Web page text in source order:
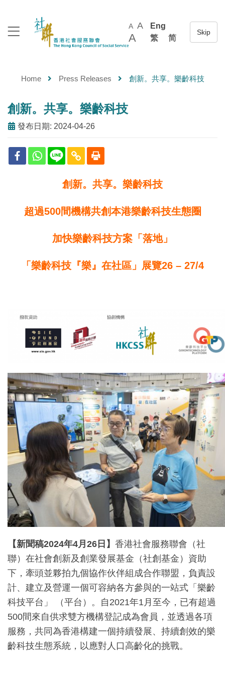
A A
A
Eng
繁
简
Home Press Releases 創新。共享。樂齡科技
創新。共享。樂齡科技
發布日期: 2024-04-26
創新。共享。樂齡科技
超過500間機構共創本港樂齡科技生態圈
加快樂齡科技方案「落地」
「樂齡科技『樂』在社區」展覽26 – 27/4
【新聞稿2024年4月 26 日】 香港社會服務聯會（社
聯）在社會創新及創業發展基金（社創基金）資助
下，牽頭並夥拍九個協作伙伴組成合作聯盟，負責設
計、建立及營運一個可容納各方參與的一站式「樂齡
科技平台」 （平台）。自2021年1月至今，已有超過
500間來自供求雙方機構登記成為會員，並透過各項
服務，共同為香港構建一個持續發展、持續創效的樂
齡科技生態系統，以應對人口高齡化的挑戰。